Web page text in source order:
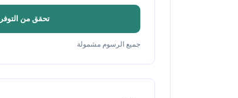
تحقق من التوفر
جميع الرسوم مشمولة